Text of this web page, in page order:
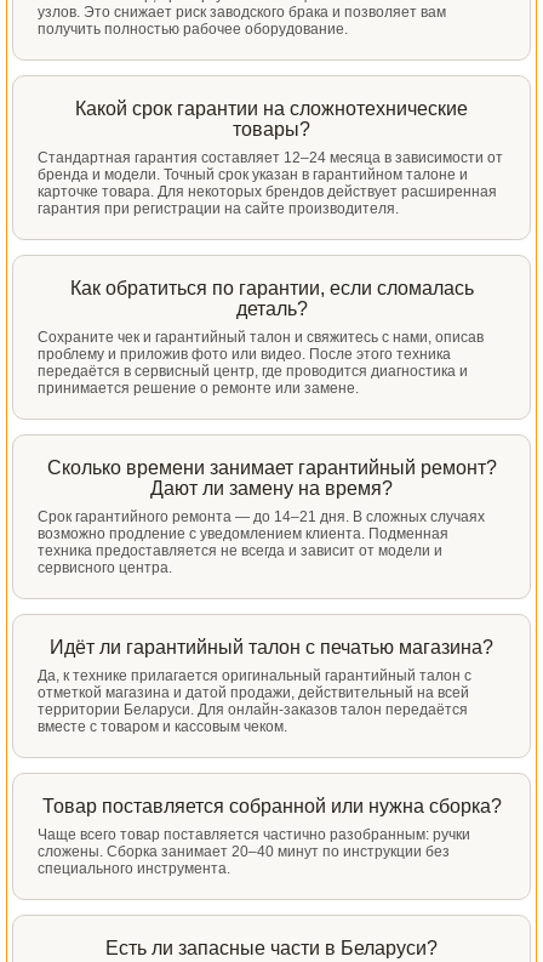
узлов. Это снижает риск заводского брака и позволяет вам
получить полностью рабочее оборудование.
Какой срок гарантии на сложнотехнические
товары?
Стандартная гарантия составляет 12–24 месяца в зависимости от
бренда и модели. Точный срок указан в гарантийном талоне и
карточке товара. Для некоторых брендов действует расширенная
гарантия при регистрации на сайте производителя.
Как обратиться по гарантии, если сломалась
деталь?
Сохраните чек и гарантийный талон и свяжитесь с нами, описав
проблему и приложив фото или видео. После этого техника
передаётся в сервисный центр, где проводится диагностика и
принимается решение о ремонте или замене.
Сколько времени занимает гарантийный ремонт?
Дают ли замену на время?
Срок гарантийного ремонта — до 14–21 дня. В сложных случаях
возможно продление с уведомлением клиента. Подменная
техника предоставляется не всегда и зависит от модели и
сервисного центра.
Идёт ли гарантийный талон с печатью магазина?
Да, к технике прилагается оригинальный гарантийный талон с
отметкой магазина и датой продажи, действительный на всей
территории Беларуси. Для онлайн-заказов талон передаётся
вместе с товаром и кассовым чеком.
Товар поставляется собранной или нужна сборка?
Чаще всего товар поставляется частично разобранным: ручки
сложены. Сборка занимает 20–40 минут по инструкции без
специального инструмента.
Есть ли запасные части в Беларуси?